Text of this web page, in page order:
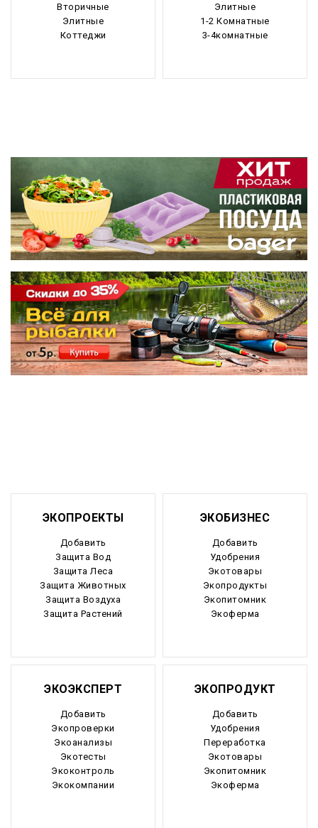
Вторичные
Элитные
Коттеджи
Элитные
1-2 Комнатные
3-4комнатные
ЭКОПРОЕКТЫ
Добавить
Защита Вод
Защита Леса
Защита Животных
Защита Воздуха
Защита Растений
ЭКОБИЗНЕС
Добавить
Удобрения
Экотовары
Экопродукты
Экопитомник
Экоферма
ЭКОЭКСПЕРТ
Добавить
Экопроверки
Экоанализы
Экотесты
Экоконтроль
Экокомпании
ЭКОПРОДУКТ
Добавить
Удобрения
Переработка
Экотовары
Экопитомник
Экоферма